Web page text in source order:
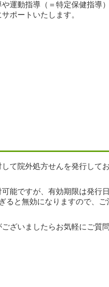
運動指導（＝特定保健指導
ポートいたします。
て院外処方せんを発行して
能ですが、有効期限は発行
ると無効になりますので、ご
ざいましたらお気軽にご質